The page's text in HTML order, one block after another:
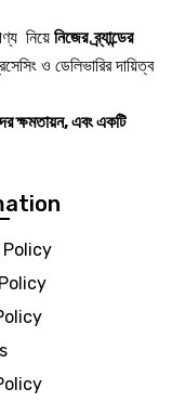
নিয়ে নিজের ব্র্যান্ডের
ও ডেলিভারির দায়িত্ব
ক্ষমতায়ন, এবং একটি